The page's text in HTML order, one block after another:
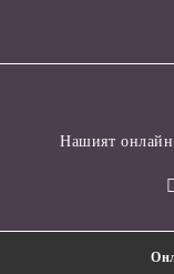
Нашият онлайн